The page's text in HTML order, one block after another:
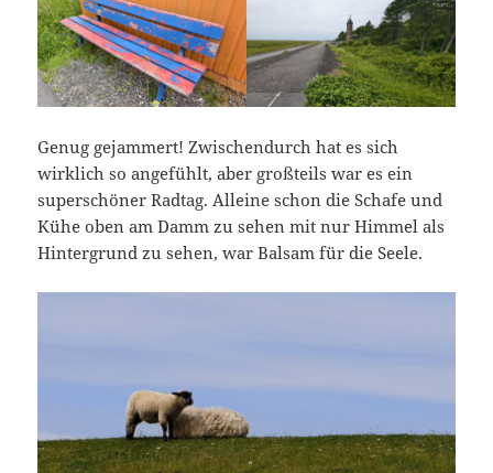
Genug gejammert! Zwischendurch hat es sich
wirklich so angefühlt, aber großteils war es ein
superschöner Radtag. Alleine schon die Schafe und
Kühe oben am Damm zu sehen mit nur Himmel als
Hintergrund zu sehen, war Balsam für die Seele.